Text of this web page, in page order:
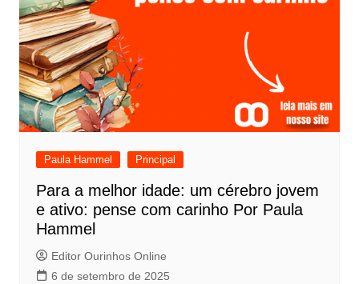
Paula Hammel Principal
Para a melhor idade: um cérebro jovem
e ativo: pense com carinho Por Paula
Hammel
Editor Ourinhos Online
6 de setembro de 2025